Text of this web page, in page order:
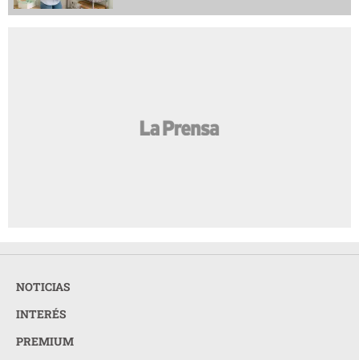
NOTICIAS
INTERÉS
PREMIUM